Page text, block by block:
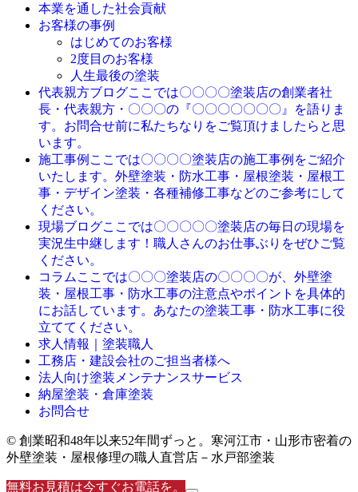
本業を通した社会貢献
お客様の事例
はじめてのお客様
2度目のお客様
人生最後の塗装
代表親方ブログここでは〇〇〇〇塗装店の創業者社
長・代表親方・〇〇〇の『〇〇〇〇〇〇〇』を語りま
す。お問合せ前に私たちなりをご覧頂けましたらと思
います。
施工事例 ここでは〇〇〇〇塗装店の施工事例をご紹介
いたします。外壁塗装・防水工事・屋根塗装・屋根工
事・デザイン塗装・各種補修工事などのご参考にして
ください。
現場ブログここでは〇〇〇〇〇塗装店の毎日の現場を
実況生中継します！職人さんのお仕事ぶりをぜひご覧
ください。
コラム ここでは〇〇〇塗装店の〇〇〇〇が、外壁塗
装・屋根工事・防水工事の注意点やポイントを具体的
にお話しています。あなたの塗装工事・防水工事に役
立ててください。
求人情報｜塗装職人
工務店・建設会社のご担当者様へ
法人向け塗装メンテナンスサービス
納屋塗装・倉庫塗装
お問合せ
© 創業昭和48年以来52年間ずっと。寒河江市・山形市密着の
外壁塗装・屋根修理の職人直営店－水戸部塗装
無料お見積は今すぐお電話を。